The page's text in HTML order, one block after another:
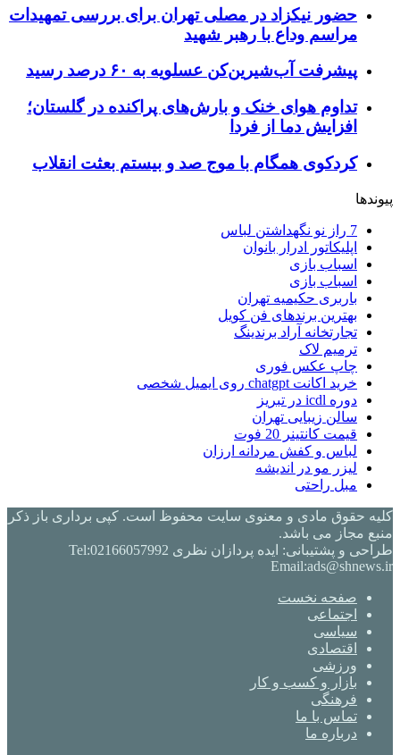
حضور نیکزاد در مصلی تهران برای بررسی تمهیدات
مراسم وداع با رهبر شهید
پیشرفت آب‌شیرین‌کن عسلویه به ۶۰ درصد رسید
تداوم هوای خنک و بارش‌های پراکنده در گلستان؛
افزایش دما از فردا
کردکوی همگام با موج صد و بیستم بعثت انقلاب
پیوندها
7 راز نو نگهداشتن لباس
اپلیکاتور ادرار بانوان
اسباب بازی
اسباب بازی
باربری حکیمیه تهران
بهترین برندهای فن کویل
تجارتخانه آراد برندینگ
ترمیم لاک
چاپ عکس فوری
خرید اکانت chatgpt روی ایمیل شخصی
دوره icdl در تبریز
سالن زیبایی تهران
قیمت کانتینر 20 فوت
لباس و کفش مردانه ارزان
لیزر مو در اندیشه
مبل راحتی
کلیه حقوق مادی و معنوی سایت محفوظ است. کپی برداری باز ذکر
منبع مجاز می باشد.
طراحی و پشتیبانی: ایده پردازان نظری Tel:02166057992
Email:ads@shnews.ir
صفحه نخست
اجتماعی
سیاسی
اقتصادی
ورزشی
بازار و کسب و کار
فرهنگی
تماس با ما
درباره ما